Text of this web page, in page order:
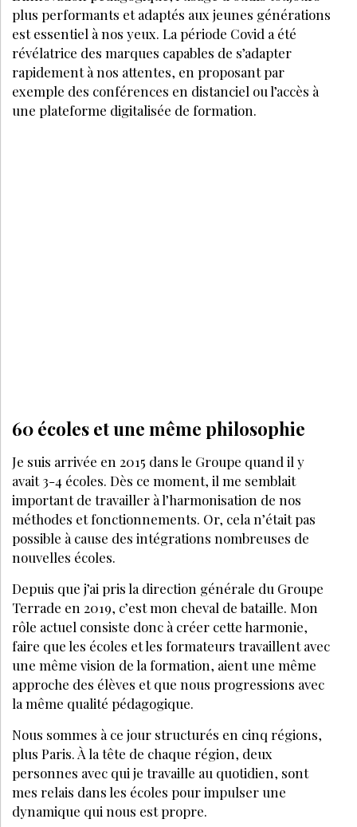
DEVENIR ESTHÉTICIENNE TOUS LES PODCAST
LES + LUS
Devenir esthéticienne
FAUT-IL CHANGER LES PROTHÈSES MAMMAIRES
TOUS LES 10 ANS ?
GREFFE CAPILLAIRE, LIPO HD, BLÉPHAROPLASTIE : LES
NOUVELLES TENDANCES ESTHÉTIQUES CHEZ LES
HOMMES EN 2026